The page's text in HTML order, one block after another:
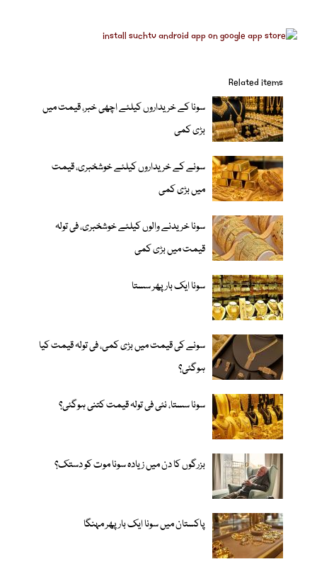
Related items
سونا کے خریداروں کیلئے اچھی خبر، قیمت میں
بڑی کمی
سونے کے خریداروں کیلئے خوشخبری، قیمت
میں بڑی کمی
سونا خریدنے والوں کیلئے خوشخبری، فی تولہ
قیمت میں بڑی کمی
سونا ایک بار پھر سستا
سونے کی قیمت میں بڑی کمی، فی تولہ قیمت کیا
ہوگئی؟
سونا سستا، نئی فی تولہ قیمت کتنی ہوگئی؟
بزرگوں کا دن میں زیادہ سونا موت کو دستک؟
پاکستان میں سونا ایک بار پھر مہنگا